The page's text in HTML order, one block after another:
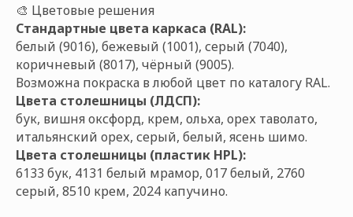
🎨 Цветовые решения
Стандартные цвета каркаса (RAL):
белый (9016), бежевый (1001), серый (7040),
коричневый (8017), чёрный (9005).
Возможна покраска в любой цвет по каталогу RAL.
Цвета столешницы (ЛДСП):
бук, вишня оксфорд, крем, ольха, орех таволато,
итальянский орех, серый, белый, ясень шимо.
Цвета столешницы (пластик HPL):
6133 бук, 4131 белый мрамор, 017 белый, 2760
серый, 8510 крем, 2024 капучино.